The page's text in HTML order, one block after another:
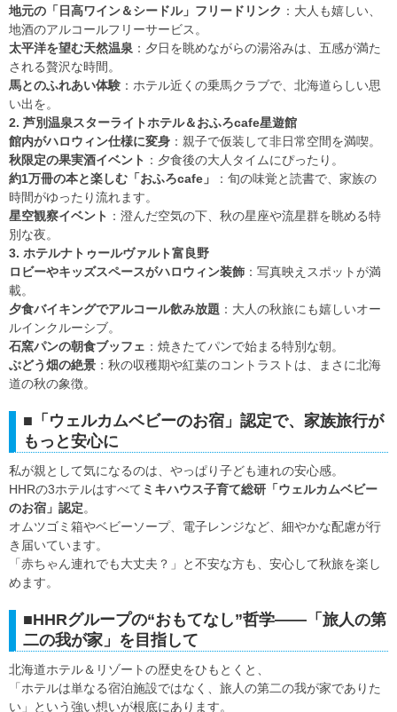
地元の「日高ワイン＆シードル」フリードリンク ：大人も嬉しい、
地酒のアルコールフリーサービス。
太平洋を望む天然温泉 ：夕日を眺めながらの湯浴みは、五感が満た
される贅沢な時間。
馬とのふれあい体験 ：ホテル近くの乗馬クラブで、北海道らしい思
い出を。
2. 芦別温泉スターライトホテル＆おふろcafe星遊館
館内がハロウィン仕様に変身 ：親子で仮装して非日常空間を満喫。
秋限定の果実酒イベント ：夕食後の大人タイムにぴったり。
約1万冊の本と楽しむ「おふろcafe」
：旬の味覚と読書で、家族の
時間がゆったり流れます。
星空観察イベント ：澄んだ空気の下、秋の星座や流星群を眺める特
別な夜。
3. ホテルナトゥールヴァルト富良野
ロビーやキッズスペースがハロウィン装飾 ：写真映えスポットが満
載。
夕食バイキングでアルコール飲み放題 ：大人の秋旅にも嬉しいオー
ルインクルーシブ。
石窯パンの朝食ブッフェ ：焼きたてパンで始まる特別な朝。
ぶどう畑の絶景 ：秋の収穫期や紅葉のコントラストは、まさに北海
道の秋の象徴。
■「ウェルカムベビーのお宿」認定で、家族旅行が
もっと安心に
私が親として気になるのは、やっぱり子ども連れの安心感。
HHRの3ホテルはすべて ミキハウス子育て総研「ウェルカムベビー
のお宿」認定。
オムツゴミ箱やベビーソープ、電子レンジなど、細やかな配慮が行
き届いています。
「赤ちゃん連れでも大丈夫？」と不安な方も、安心して秋旅を楽し
めます。
■HHRグループの“おもてなし”哲学——「旅人の第
二の我が家」を目指して
北海道ホテル＆リゾートの歴史をひもとくと、
「ホテルは単なる宿泊施設ではなく、旅人の第二の我が家でありた
い」という強い想いが根底にあります。